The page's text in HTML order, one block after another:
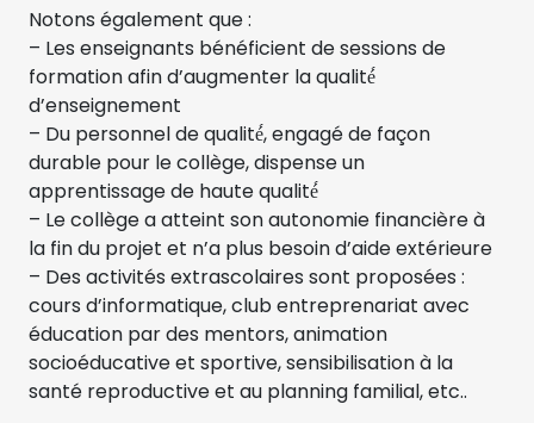
Notons également que :
– Les enseignants bénéficient de sessions de
formation afin d’augmenter la qualité́
d’enseignement
– Du personnel de qualité́, engagé de façon
durable pour le collège, dispense un
apprentissage de haute qualité́
– Le collège a atteint son autonomie financière à
la fin du projet et n’a plus besoin d’aide extérieure
– Des activités extrascolaires sont proposées :
cours d’informatique, club entreprenariat avec
éducation par des mentors, animation
socioéducative et sportive, sensibilisation à la
santé reproductive et au planning familial, etc..